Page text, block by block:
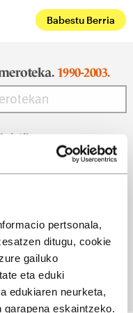
pertsonala,
ditugu, cookie
gailuko
eta eduki
edukiaren neurketa,
eskaintzeko.
Babestu Berria
1990-2003.
arte